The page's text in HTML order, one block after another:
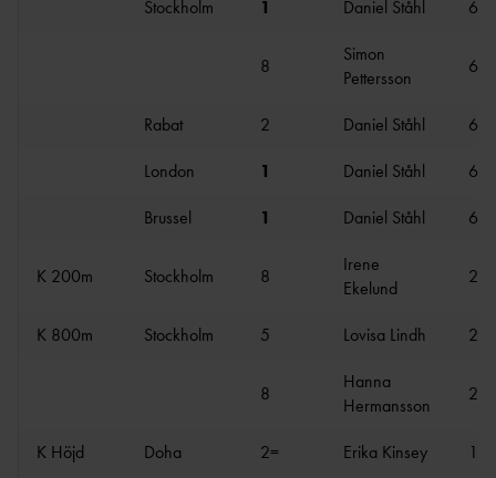
Stockholm
1 Daniel Ståhl
8
Simon
Pettersson
Rabat 2 Daniel Ståhl
London
1 Daniel Ståhl
Brussel
1 Daniel Ståhl
K 200m Stockholm 8
Irene
Ekelund
K 800m Stockholm 5 Lovisa Lindh
8
Hanna
Hermansson
K Höjd Doha 2= Erika Kinsey